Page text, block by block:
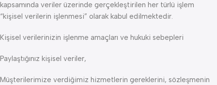
kapsamında veriler üzerinde gerçekleştirilen her türlü işlem
“kişisel verilerin işlenmesi” olarak kabul edilmektedir.
Kişisel verilerinizin işlenme amaçları ve hukuki sebepleri
Paylaştığınız kişisel veriler,
Müşterilerimize verdiğimiz hizmetlerin gereklerini, sözleşmenin